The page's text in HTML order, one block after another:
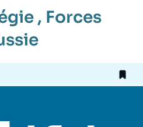
, Forces